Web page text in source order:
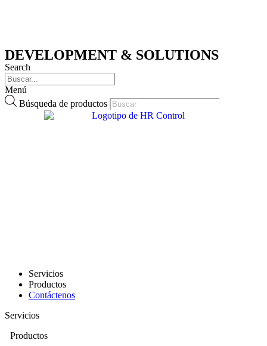
DEVELOPMENT & SOLUTIONS
Search
Menú
Búsqueda de productos
Servicios
Productos
Contáctenos
Servicios
Productos